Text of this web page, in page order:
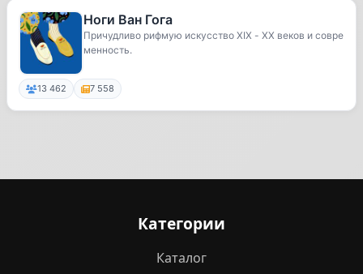
Ноги Ван Гога
Причудливо рифмую искусство XIX - ХХ веков и совре
менность.
13 462 7 558
Категории
Каталог